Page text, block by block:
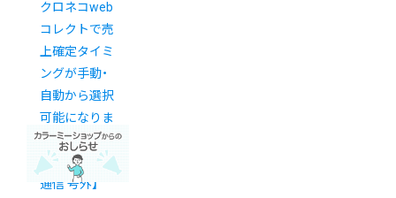
クロネコweb
コレクトで売
上確定タイミ
ングが手動・
自動から選択
可能になりま
した【新カゴ
プロジェクト
通信 号外】